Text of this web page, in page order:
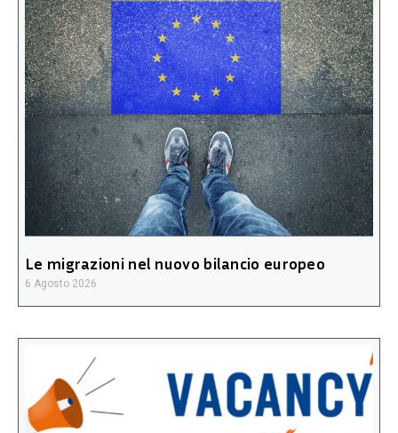
Le migrazioni nel nuovo bilancio europeo
6 Agosto 2026